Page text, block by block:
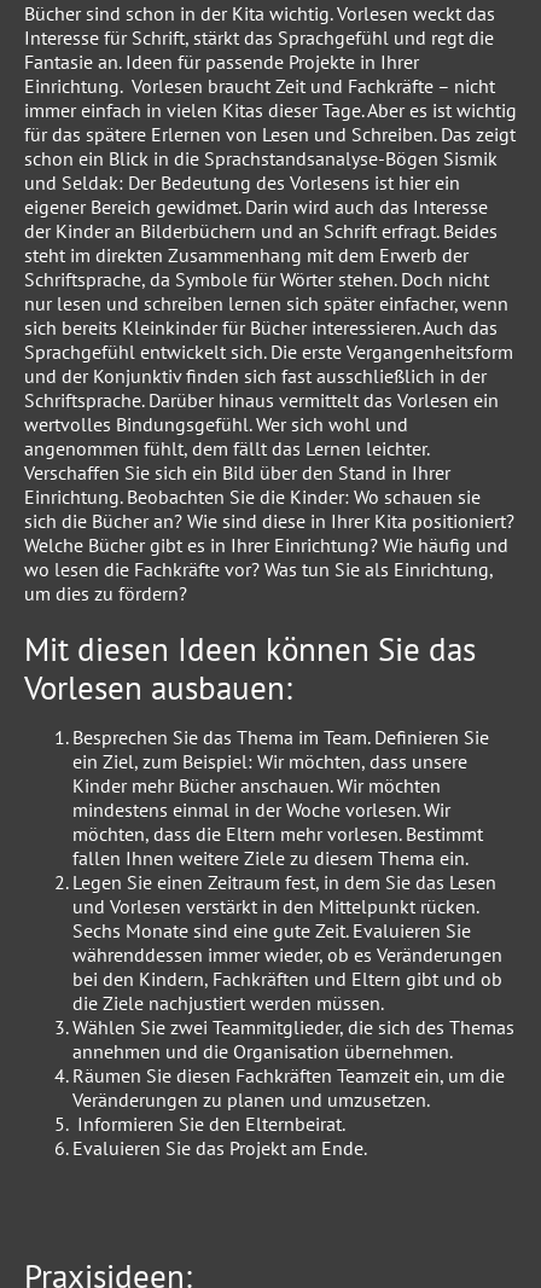
Bücher sind schon in der Kita wichtig. Vorlesen weckt das
Interesse für Schrift, stärkt das Sprachgefühl und regt die
Fantasie an. Ideen für passende Projekte in Ihrer
Einrichtung. Vorlesen braucht Zeit und Fachkräfte – nicht
immer einfach in vielen Kitas dieser Tage. Aber es ist wichtig
für das spätere Erlernen von Lesen und Schreiben. Das zeigt
schon ein Blick in die Sprachstandsanalyse-Bögen Sismik
und Seldak: Der Bedeutung des Vorlesens ist hier ein
eigener Bereich gewidmet. Darin wird auch das Interesse
der Kinder an Bilderbüchern und an Schrift erfragt. Beides
steht im direkten Zusammenhang mit dem Erwerb der
Schriftsprache, da Symbole für Wörter stehen. Doch nicht
nur lesen und schreiben lernen sich später einfacher, wenn
sich bereits Kleinkinder für Bücher interessieren. Auch das
Sprachgefühl entwickelt sich. Die erste Vergangenheitsform
und der Konjunktiv finden sich fast ausschließlich in der
Schriftsprache. Darüber hinaus vermittelt das Vorlesen ein
wertvolles Bindungsgefühl. Wer sich wohl und
angenommen fühlt, dem fällt das Lernen leichter.
Verschaffen Sie sich ein Bild über den Stand in Ihrer
Einrichtung. Beobachten Sie die Kinder: Wo schauen sie
sich die Bücher an? Wie sind diese in Ihrer Kita positioniert?
Welche Bücher gibt es in Ihrer Einrichtung? Wie häufig und
wo lesen die Fachkräfte vor? Was tun Sie als Einrichtung,
um dies zu fördern?
Mit diesen Ideen können Sie das
Vorlesen ausbauen:
Besprechen Sie das Thema im Team. Definieren Sie
ein Ziel, zum Beispiel: Wir möchten, dass unsere
Kinder mehr Bücher anschauen. Wir möchten
mindestens einmal in der Woche vorlesen. Wir
möchten, dass die Eltern mehr vorlesen. Bestimmt
fallen Ihnen weitere Ziele zu diesem Thema ein.
Legen Sie einen Zeitraum fest, in dem Sie das Lesen
und Vorlesen verstärkt in den Mittelpunkt rücken.
Sechs Monate sind eine gute Zeit. Evaluieren Sie
währenddessen immer wieder, ob es Veränderungen
bei den Kindern, Fachkräften und Eltern gibt und ob
die Ziele nachjustiert werden müssen.
Wählen Sie zwei Teammitglieder, die sich des Themas
annehmen und die Organisation übernehmen.
Räumen Sie diesen Fachkräften Teamzeit ein, um die
Veränderungen zu planen und umzusetzen.
Informieren Sie den Elternbeirat.
Evaluieren Sie das Projekt am Ende.
Praxisideen: